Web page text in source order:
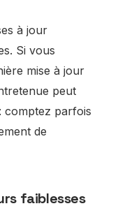
à jour
Si vous
mise à jour
peut
comptez parfois
de
faiblesses